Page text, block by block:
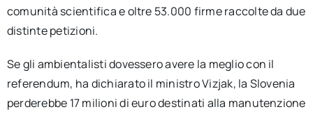
comunità scientifica e oltre 53.000 firme raccolte da due
distinte petizioni.
Se gli ambientalisti dovessero avere la meglio con il
referendum, ha dichiarato il ministro Vizjak, la Slovenia
perderebbe 17 milioni di euro destinati alla manutenzione